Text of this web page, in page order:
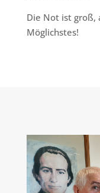
Die Not ist groß,
Möglichstes!